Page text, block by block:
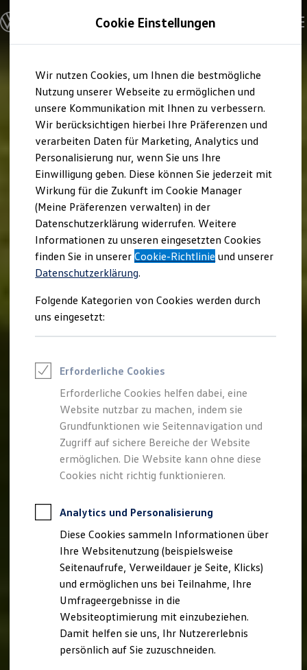
Hauptinhalt
springen
Footer
springen
Modelle und Konfigurator
Konfigurator
Modelle vergleichen
Elektroautos
ENERGY Sondermodelle
Nutzfahrzeuge
SUV und CUV
Familienautos
Kombis
Kompaktwagen
Sportwagen
Schnell verfügbare Fahrzeuge
Angebote und Produkte
Aktuelle Angebote
E-Auto-Förderung
Volkswagen Marktplatz
Die ENERGY Sondermodelle
Junge Gebrauchtwagen und Gebrauchtwagen
Volkswagen Zertifizierte Gebrauchtwagen
Elektromobilität bei Gebrauchtwagen
Saisonangebote
Reifenpakete
Leasing
Leasing-Angebote
Elektroauto Leasing
Kleinwagen-Leasing
Leasing ohne Anzahlung
Finanzierung
Autokredit mit Schlussrate
Versicherungen und Garantien
Kfz-Versicherung
Restschuldversicherungen
Garantien
Professional Class bei Volkswagen
Behörden
Direktkunden
Sonderfahrzeuge
Anpfiff zum Gewinn
Elektromobilität
Elektroautos
ID. Tutorials
Elektrofahrzeugkonzepte
ID. EVERY1
Reichweite
Cookie Einstellungen
Wir nutzen Cookies, um Ihnen die bestmögliche
Nutzung unserer Webseite zu ermöglichen und
unsere Kommunikation mit Ihnen zu verbessern.
Wir berücksichtigen hierbei Ihre Präferenzen und
verarbeiten Daten für Marketing, Analytics und
Personalisierung nur, wenn Sie uns Ihre
Einwilligung geben. Diese können Sie jederzeit mit
Wirkung für die Zukunft im Cookie Manager
(Meine Präferenzen verwalten) in der
Datenschutzerklärung widerrufen. Weitere
Informationen zu unseren eingesetzten Cookies
finden Sie in unsererCookie-Richtlinie und unserer
Datenschutzerklärung.
Folgende Kategorien von Cookies werden durch
uns eingesetzt:
Erforderliche Cookies
Erforderliche Cookies helfen dabei, eine
Website nutzbar zu machen, indem sie
Grundfunktionen wie Seitennavigation und
Zugriff auf sichere Bereiche der Website
ermöglichen. Die Website kann ohne diese
Cookies nicht richtig funktionieren.
Analytics und Personalisierung
Diese Cookies sammeln Informationen über
Ihre Websitenutzung (beispielsweise
Seitenaufrufe, Verweildauer je Seite, Klicks)
und ermöglichen uns bei Teilnahme, Ihre
Umfrageergebnisse in die
Websiteoptimierung mit einzubeziehen.
Damit helfen sie uns, Ihr Nutzererlebnis
persönlich auf Sie zuzuschneiden.